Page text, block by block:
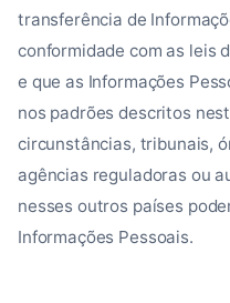
transferência de
conformidade com as leis
e que as Informações
nos padrões descritos
circunstâncias, tribunais,
agências reguladoras ou
nesses outros países
Informações Pessoais.